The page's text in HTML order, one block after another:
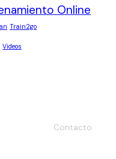
Online
Train2go
Videos
Contacto